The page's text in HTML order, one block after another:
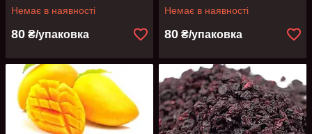
Немає в наявності
80 ₴/упаковка
Немає в наявності
80 ₴/упаковка